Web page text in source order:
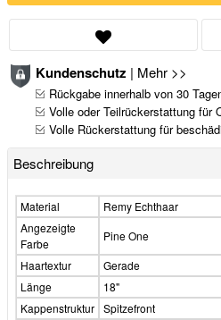
Kundenschutz | Mehr >>
Rückgabe innerhalb von 30
Volle oder Teilrückerstattung für
Volle Rückerstattung für
Beschreibung
Material
Remy Echthaar
Angezeigte
Farbe
Pine One
Haartextur
Gerade
Länge
18"
Kappenstruktur Spitzefront